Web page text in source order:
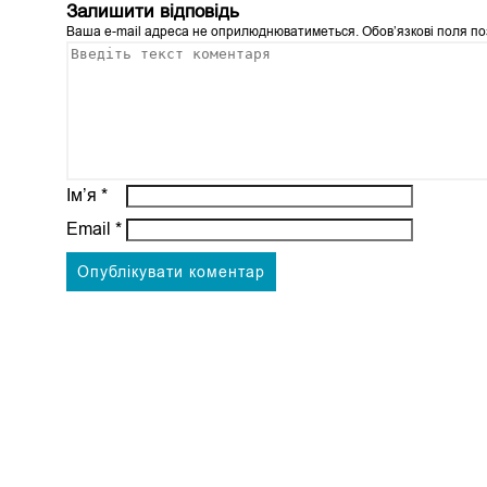
Залишити відповідь
Ваша e-mail адреса не оприлюднюватиметься. Обов’язкові поля
Ім’я*
Email*